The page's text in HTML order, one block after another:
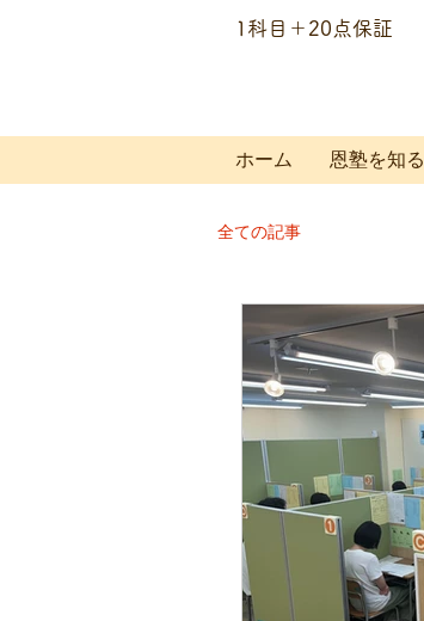
​1科目＋20点保証
ホーム 恩塾を知る
全ての記事